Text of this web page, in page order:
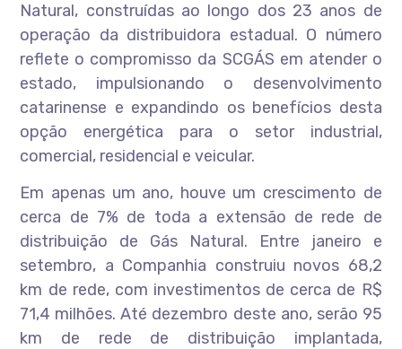
Natural, construídas ao longo dos 23 anos de
operação da distribuidora estadual. O número
reflete o compromisso da SCGÁS em atender o
estado, impulsionando o desenvolvimento
catarinense e expandindo os benefícios desta
opção energética para o setor industrial,
comercial, residencial e veicular.
Em apenas um ano, houve um crescimento de
cerca de 7% de toda a extensão de rede de
distribuição de Gás Natural. Entre janeiro e
setembro, a Companhia construiu novos 68,2
km de rede, com investimentos de cerca de R$
71,4 milhões. Até dezembro deste ano, serão 95
km de rede de distribuição implantada,